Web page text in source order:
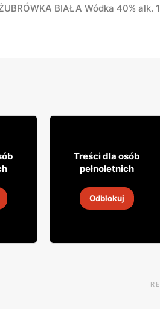
BIAŁA Wódka 40% alk.
85
-6 sie 2026
Treści dla osób
pełnoletnich
Odblokuj